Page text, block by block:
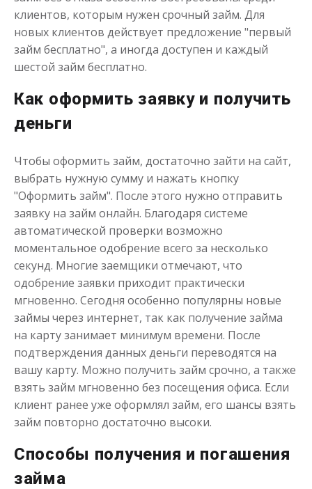
Сумма до50 000 ₽
Срок от 1до 21 дня
Одолжим до 30 дней
Сумма
Срок от 1до 30 дня
Получить
Сумма
клиентов, которым нужен срочный займ. Для
новых клиентов действует предложение "первый
займ бесплатно", а иногда доступен и каждый
шестой займ бесплатно.
Как оформить заявку и получить
деньги
Чтобы оформить займ, достаточно зайти на сайт,
выбрать нужную сумму и нажать кнопку
"Оформить займ". После этого нужно отправить
заявку на займ онлайн. Благодаря системе
автоматической проверки возможно
моментальное одобрение всего за несколько
секунд. Многие заемщики отмечают, что
одобрение заявки приходит практически
мгновенно. Сегодня особенно популярны новые
займы через интернет, так как получение займа
на карту занимает минимум времени. После
подтверждения данных деньги переводятся на
вашу карту. Можно получить займ срочно, а также
взять займ мгновенно без посещения офиса. Если
клиент ранее уже оформлял займ, его шансы взять
займ повторно достаточно высоки.
Способы получения и погашения
займа